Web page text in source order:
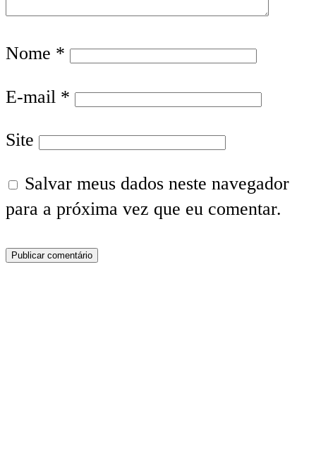
Nome *
E-mail *
Site
Salvar meus dados neste navegador
para a próxima vez que eu comentar.